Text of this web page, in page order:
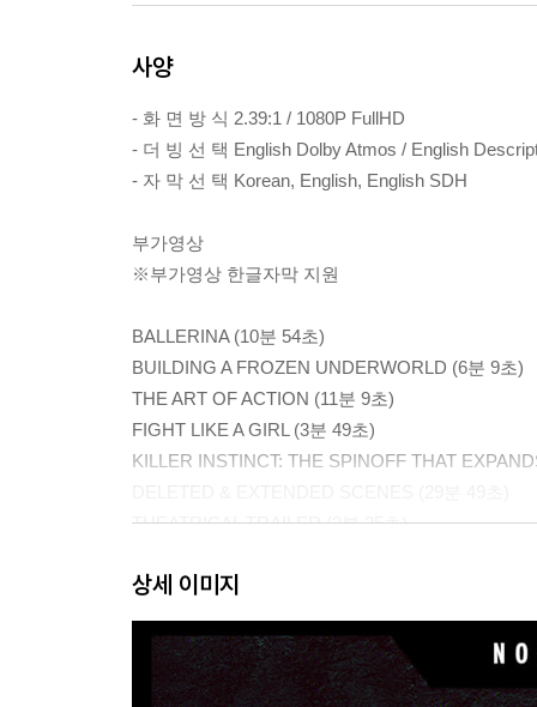
사양
- 화 면 방 식 2.39:1 / 1080P FullHD
- 더 빙 선 택 English Dolby Atmos / English
- 자 막 선 택 Korean, English, English SDH
부가영상
※부가영상 한글자막 지원
BALLERINA (10분 54초)
BUILDING A FROZEN UNDERWORLD (6분 9초)
THE ART OF ACTION (11분 9초)
FIGHT LIKE A GIRL (3분 49초)
KILLER INSTINCT: THE SPINOFF THAT
THEATRICAL TRAILER (2분 25초)
상세 이미지